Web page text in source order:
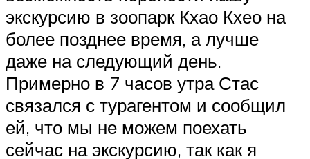
экскурсию в зоопарк Кхао Кхео на
более позднее время, а лучше
даже на следующий день.
Примерно в 7 часов утра Стас
связался с турагентом и сообщил
ей, что мы не можем поехать
сейчас на экскурсию, так как я